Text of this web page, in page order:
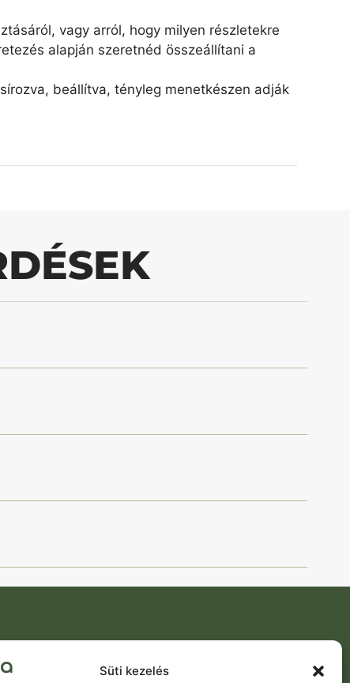
Süti kezelés
vagy arról, hogy milyen részletekre
alapján szeretnéd összeállítani a
beállítva, tényleg menetkészen adják
Horvát utca 2-12